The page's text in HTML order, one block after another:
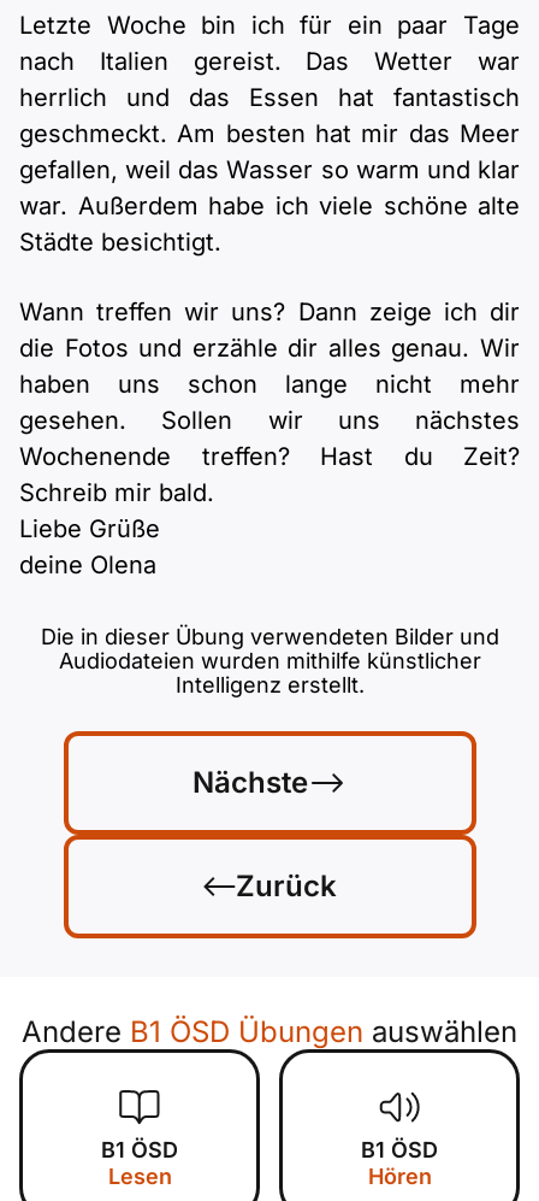
Letzte Woche bin ich für ein paar Tage
nach Italien gereist. Das Wetter war
herrlich und das Essen hat fantastisch
geschmeckt. Am besten hat mir das Meer
gefallen, weil das Wasser so warm und klar
war. Außerdem habe ich viele schöne alte
Städte besichtigt.
Wann treffen wir uns? Dann zeige ich dir
die Fotos und erzähle dir alles genau. Wir
haben uns schon lange nicht mehr
gesehen. Sollen wir uns nächstes
Wochenende treffen? Hast du Zeit?
Schreib mir bald.
Liebe Grüße
deine Olena
Zurück
Nächste
Die in dieser Übung verwendeten Bilder und
Audiodateien wurden mithilfe künstlicher
Intelligenz erstellt.
Andere B1 ÖSD Übungen auswählen
B1 ÖSD
Lesen
B1 ÖSD
Hören